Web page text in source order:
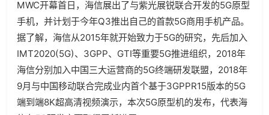
MWC开幕首日，海信展出了与紫光展锐联合开发的5G原型
手机，并计划于今年Q3推出自己的首款5G商用手机产品。
据了解，海信从2015年就开始致力于5G的研究，先后加入
IMT2020(5G)、3GPP、GTI等重要5G推进组织，2018年
海信分别加入中国三大运营商的5G终端研发联盟，2018年
9月与中国移动联合完成业内首个基于3GPPR15版本的5G
端到端8K超高清视频演示，本次5G原型机的发布，代表海